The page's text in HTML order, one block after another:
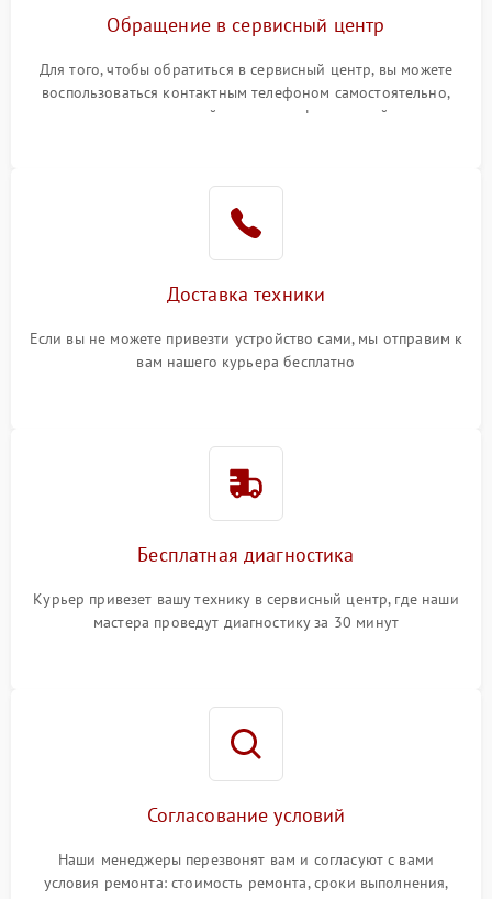
Обращение в сервисный центр
Для того, чтобы обратиться в сервисный центр, вы можете
воспользоваться контактным телефоном самостоятельно,
или оставить свой номер телефона на сайте
Доставка техники
Если вы не можете привезти устройство сами, мы отправим к
вам нашего курьера бесплатно
Бесплатная диагностика
Курьер привезет вашу технику в сервисный центр, где наши
мастера проведут диагностику за 30 минут
Согласование условий
Наши менеджеры перезвонят вам и согласуют с вами
условия ремонта: стоимость ремонта, сроки выполнения,